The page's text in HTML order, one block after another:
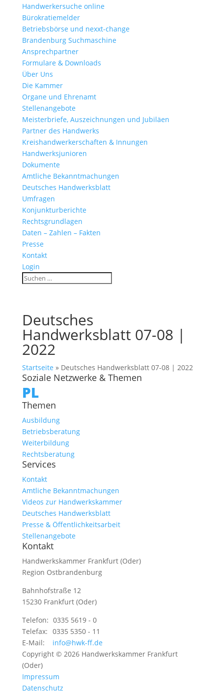
Handwerkersuche online
Bürokratiemelder
Betriebsbörse und nexxt-change
Brandenburg Suchmaschine
Ansprechpartner
Formulare & Downloads
Über Uns
Die Kammer
Organe und Ehrenamt
Stellenangebote
Meisterbriefe, Auszeichnungen und Jubiläen
Partner des Handwerks
Kreishandwerkerschaften & Innungen
Handwerksjunioren
Dokumente
Amtliche Bekanntmachungen
Deutsches Handwerksblatt
Umfragen
Konjunkturberichte
Rechtsgrundlagen
Daten – Zahlen – Fakten
Presse
Kontakt
Login
Deutsches
Handwerksblatt 07-08 |
2022
Startseite » Deutsches Handwerksblatt 07-08 | 2022
Soziale Netzwerke & Themen
PL
Themen
Ausbildung
Betriebsberatung
Weiterbildung
Rechtsberatung
Services
Kontakt
Amtliche Bekanntmachungen
Videos zur Handwerkskammer
Deutsches Handwerksblatt
Presse & Öffentlichkeitsarbeit
Stellenangebote
Kontakt
Handwerkskammer Frankfurt (Oder)
Region Ostbrandenburg
Bahnhofstraße 12
15230 Frankfurt (Oder)
Telefon: 0335 5619 - 0
Telefax: 0335 5350 - 11
E-Mail:
info@hwk-ff.de
Copyright © 2026 Handwerkskammer Frankfurt
(Oder)
Impressum
Datenschutz